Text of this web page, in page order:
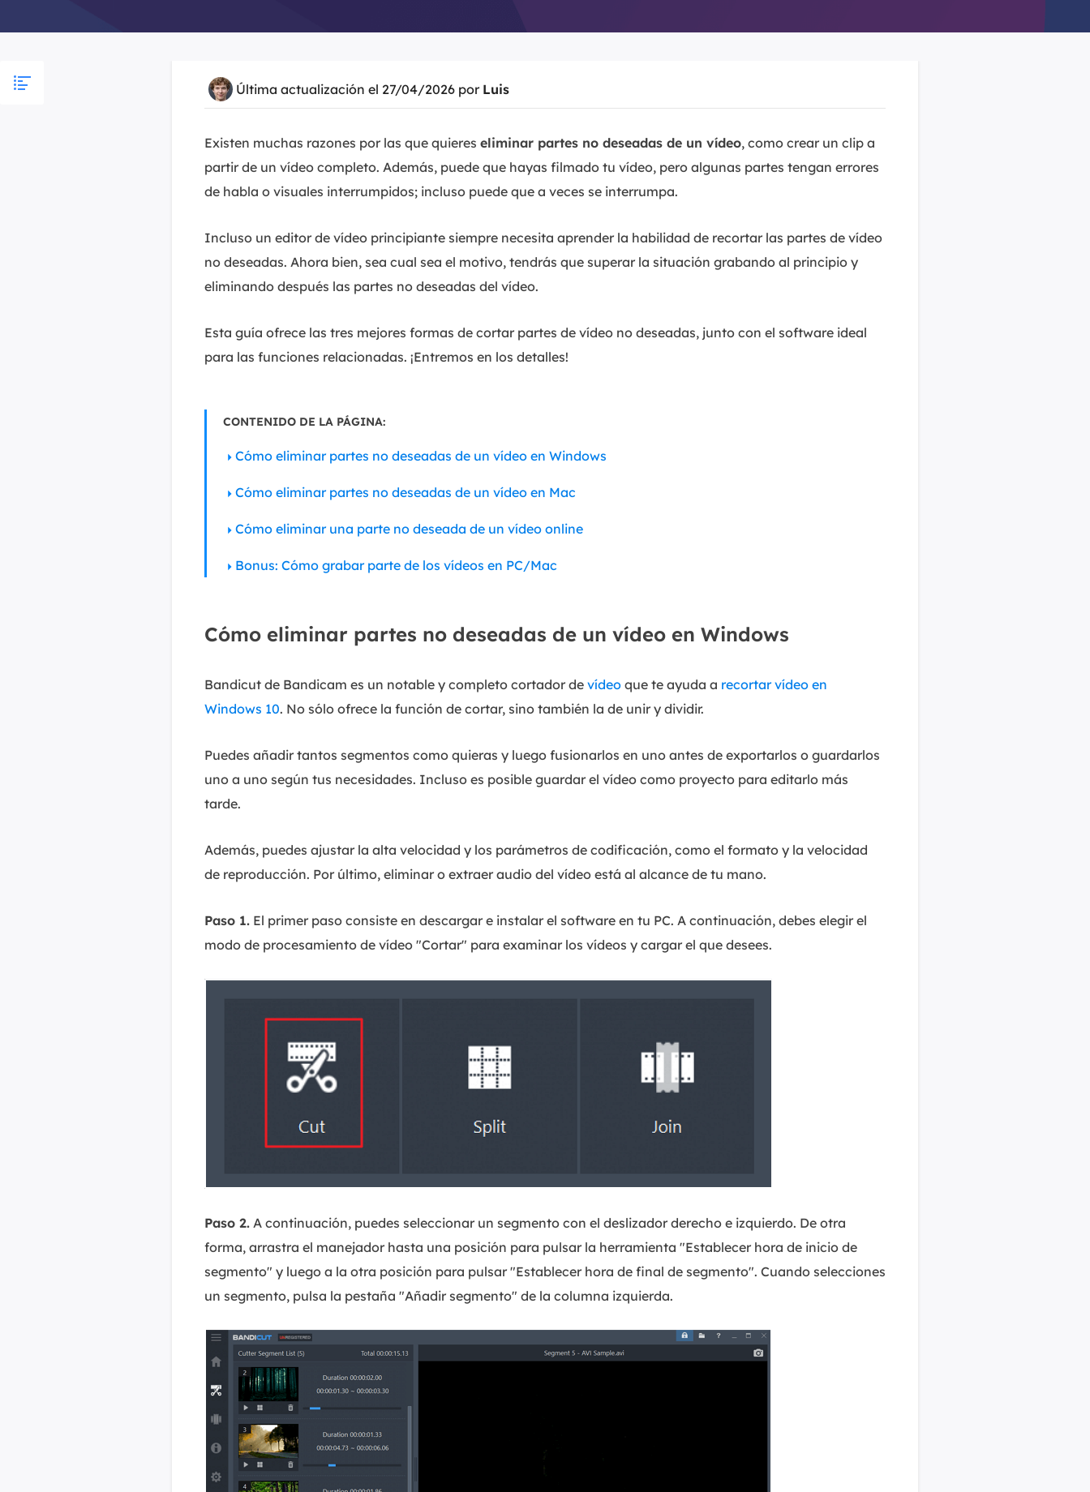
Última actualización el 27/04/2026 por Luis
Existen muchas razones por las que quieres eliminar partes no deseadas de un vídeo, como crear un clip a
partir de un vídeo completo. Además, puede que hayas filmado tu vídeo, pero algunas partes tengan errores
de habla o visuales interrumpidos; incluso puede que a veces se interrumpa.
Incluso un editor de vídeo principiante siempre necesita aprender la habilidad de recortar las partes de vídeo
no deseadas. Ahora bien, sea cual sea el motivo, tendrás que superar la situación grabando al principio y
eliminando después las partes no deseadas del vídeo.
Esta guía ofrece las tres mejores formas de cortar partes de vídeo no deseadas, junto con el software ideal
para las funciones relacionadas. ¡Entremos en los detalles!
CONTENIDO DE LA PÁGINA:
Cómo eliminar partes no deseadas de un vídeo en Windows
Cómo eliminar partes no deseadas de un vídeo en Mac
Cómo eliminar una parte no deseada de un vídeo online
Bonus: Cómo grabar parte de los vídeos en PC/Mac
Cómo eliminar partes no deseadas de un vídeo en Windows
Bandicut de Bandicam es un notable y completo cortador de vídeo que te ayuda a recortar vídeo en
Windows 10. No sólo ofrece la función de cortar, sino también la de unir y dividir.
Puedes añadir tantos segmentos como quieras y luego fusionarlos en uno antes de exportarlos o guardarlos
uno a uno según tus necesidades. Incluso es posible guardar el vídeo como proyecto para editarlo más
tarde.
Además, puedes ajustar la alta velocidad y los parámetros de codificación, como el formato y la velocidad
de reproducción. Por último, eliminar o extraer audio del vídeo está al alcance de tu mano.
Paso 1. El primer paso consiste en descargar e instalar el software en tu PC. A continuación, debes elegir el
modo de procesamiento de vídeo "Cortar" para examinar los vídeos y cargar el que desees.
Paso 2. A continuación, puedes seleccionar un segmento con el deslizador derecho e izquierdo. De otra
forma, arrastra el manejador hasta una posición para pulsar la herramienta "Establecer hora de inicio de
segmento" y luego a la otra posición para pulsar "Establecer hora de final de segmento". Cuando selecciones
un segmento, pulsa la pestaña "Añadir segmento" de la columna izquierda.